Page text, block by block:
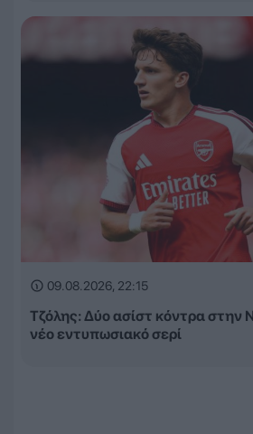
09.08.2026, 22:15
Τζόλης: Δύο ασίστ κόντρα στην
νέο εντυπωσιακό σερί